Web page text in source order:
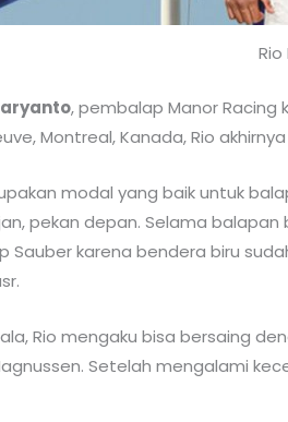
, pembalap Manor Racing
Montreal, Kanada, Rio
modal yang baik untuk
pekan depan. Selama
Sauber karena bendera biru
Rio mengaku bisa bersaing
Setelah mengalami